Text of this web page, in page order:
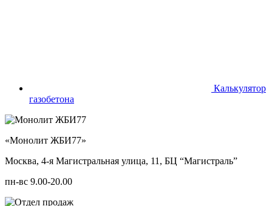
Калькулятор
газобетона
«Монолит ЖБИ77»
Москва, 4-я Магистральная улица, 11, ​БЦ “Магистраль”
пн-вс 9.00-20.00